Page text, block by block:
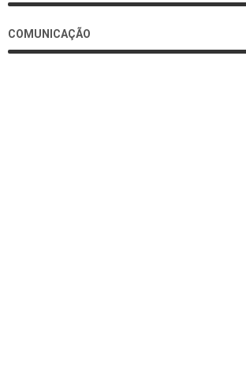
COMUNICAÇÃO